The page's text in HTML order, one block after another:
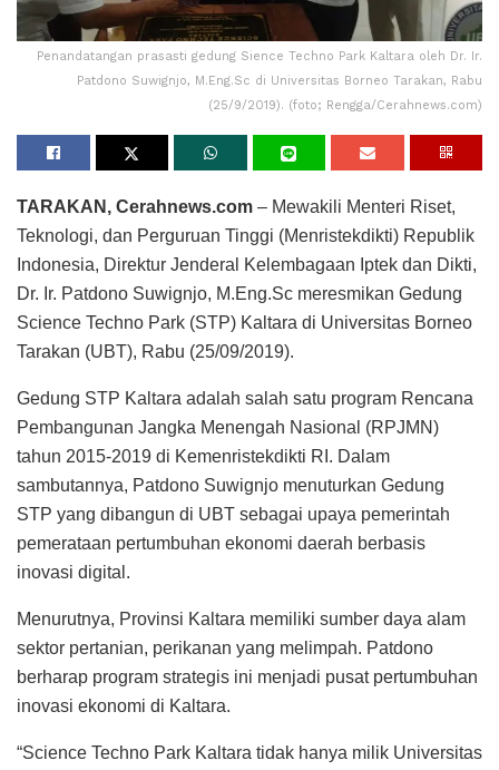
Penandatangan prasasti gedung Sience Techno Park Kaltara oleh Dr. Ir.
Patdono Suwignjo, M.Eng.Sc di Universitas Borneo Tarakan, Rabu
(25/9/2019). (foto; Rengga/Cerahnews.com)
TARAKAN, Cerahnews.com – Mewakili Menteri Riset,
Teknologi, dan Perguruan Tinggi (Menristekdikti) Republik
Indonesia, Direktur Jenderal Kelembagaan Iptek dan Dikti,
Dr. Ir. Patdono Suwignjo, M.Eng.Sc meresmikan Gedung
Science Techno Park (STP) Kaltara di Universitas Borneo
Tarakan (UBT), Rabu (25/09/2019).
Gedung STP Kaltara adalah salah satu program Rencana
Pembangunan Jangka Menengah Nasional (RPJMN)
tahun 2015-2019 di Kemenristekdikti RI. Dalam
sambutannya, Patdono Suwignjo menuturkan Gedung
STP yang dibangun di UBT sebagai upaya pemerintah
pemerataan pertumbuhan ekonomi daerah berbasis
inovasi digital.
Menurutnya, Provinsi Kaltara memiliki sumber daya alam
sektor pertanian, perikanan yang melimpah. Patdono
berharap program strategis ini menjadi pusat pertumbuhan
inovasi ekonomi di Kaltara.
“Science Techno Park Kaltara tidak hanya milik Universitas